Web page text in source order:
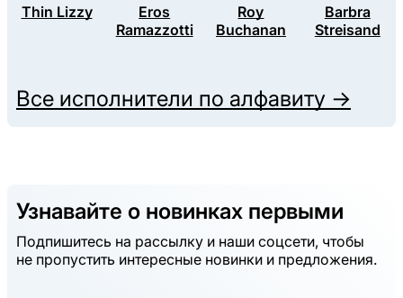
Thin Lizzy
Eros
Ramazzotti
Roy
Buchanan
Barbra
Streisand
Все исполнители по алфавиту →
Узнавайте о новинках первыми
Подпишитесь на рассылку и наши соцсети, чтобы
не пропустить интересные новинки и предложения.